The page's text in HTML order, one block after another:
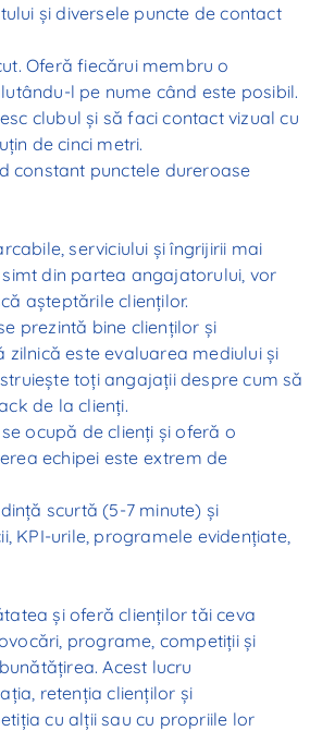
și diversele puncte de contact
Oferă fiecărui membru o
l pe nume când este posibil.
clubul și să faci contact vizual cu
de cinci metri.
constant punctele dureroase
serviciului și îngrijirii mai
din partea angajatorului, vor
așteptările clienților.
prezintă bine clienților și
este evaluarea mediului și
toți angajații despre cum să
de la clienți.
ocupă de clienți și oferă o
echipei este extrem de
scurtă (5-7 minute) și
KPI-urile, programele evidențiate,
și oferă clienților tăi ceva
programe, competiții și
Acest lucru
retenția clienților și
cu alții sau cu propriile lor